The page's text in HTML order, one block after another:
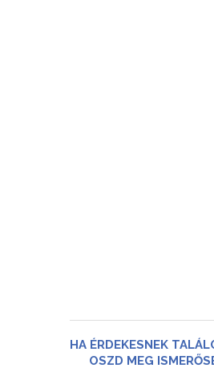
HA ÉRDEKESNEK
OSZD MEG